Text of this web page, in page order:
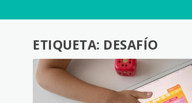
ETIQUETA: DESAFÍO